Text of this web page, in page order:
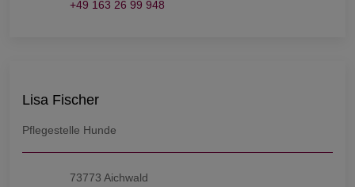
+49 163 26 99 948
Lisa Fischer
Pflegestelle Hunde
73773 Aichwald